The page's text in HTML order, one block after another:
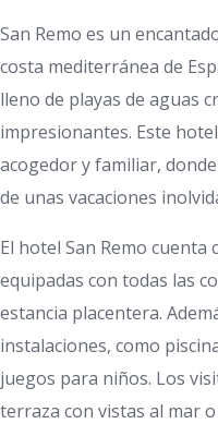
San Remo es un
costa mediterránea de
lleno de playas de aguas
impresionantes. Este
acogedor y familiar,
de unas vacaciones
El hotel San Remo
equipadas con todas las
estancia placentera.
instalaciones, como
juegos para niños. Los
terraza con vistas al mar